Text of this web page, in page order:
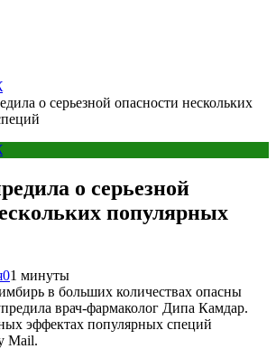
о серьезной опасности нескольких
о серьезной
популярных
01 минуты
в больших количествах опасны
врач-фармаколог Дипа Камдар.
эффектах популярных специй
Mail.